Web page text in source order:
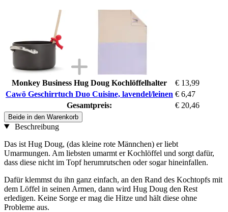
Monkey Business Hug Doug Kochlöffelhalter
€ 13,99
Cawö Geschirrtuch Duo Cuisine, lavendel/leinen € 6,47
Gesamtpreis:
€ 20,46
Beide in den Warenkorb
Beschreibung
Das ist Hug Doug, (das kleine rote Männchen) er liebt
Umarmungen. Am liebsten umarmt er Kochlöffel und sorgt dafür,
dass diese nicht im Topf herumrutschen oder sogar hineinfallen.
Dafür klemmst du ihn ganz einfach, an den Rand des Kochtopfs mit
dem Löffel in seinen Armen, dann wird Hug Doug den Rest
erledigen. Keine Sorge er mag die Hitze und hält diese ohne
Probleme aus.